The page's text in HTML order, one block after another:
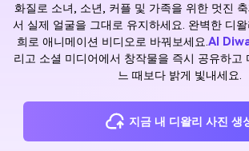
화질로 소녀, 소년, 커플 및 가족을 위한 멋진
서 실제 얼굴을 그대로 유지하세요. 완벽한 디
희로 애니메이션 비디오로 바꿔보세요.AI
리고 소셜 미디어에서 창작물을 즉시 공유하고
느 때보다 밝게 빛내세요.
지금 내 디왈리 사진 생